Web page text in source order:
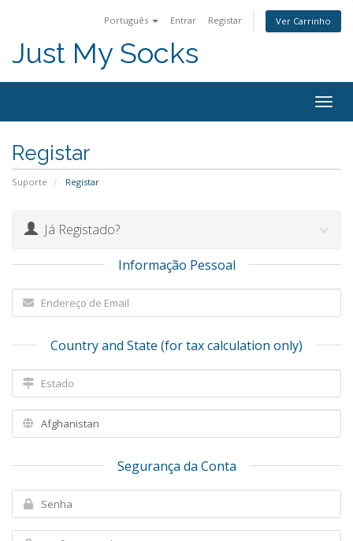
Português Entrar Registar Ver Carrinho
Just My Socks
Registar
Suporte Registar
Já Registado?
Informação Pessoal
Country and State (for tax calculation only)
Segurança da Conta